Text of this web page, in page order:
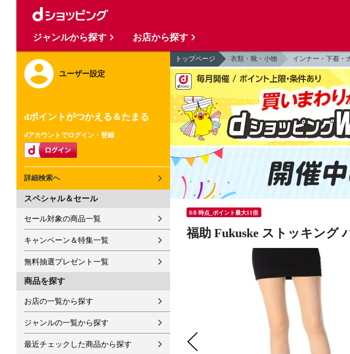
ユーザー設定
dポイントがつかえる＆たまる
dアカウントでログイン・登録
詳細検索へ
スペシャル＆セール
セール対象の商品一覧
キャンペーン＆特集一覧
無料抽選プレゼント一覧
商品を探す
お店の一覧から探す
ジャンルの一覧から探す
最近チェックした商品から探す
トップページ 衣類・靴・小物 インナー・下着・
8/8 時点_ポイント最大11倍
福助 Fukuske ストッキング
ジャンルから探す お店から探す